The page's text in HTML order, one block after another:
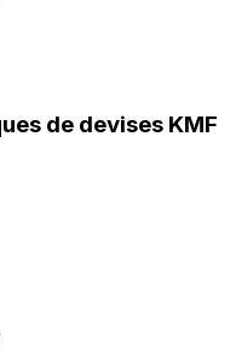
de devises KMF